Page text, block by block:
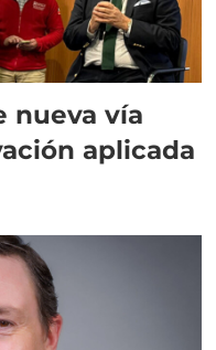
nueva vía
aplicada